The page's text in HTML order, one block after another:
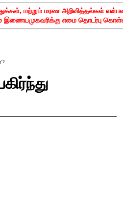
மற்றும் மரண அறிவித்தல்கள்
இணையமுகவரிக்கு எமை தொடர்பு